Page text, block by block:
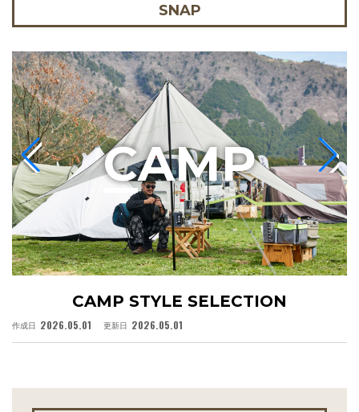
SNAP
CAMP STYLE SELECTION
作成日 2026.05.01 更新日 2026.05.01
CAMP